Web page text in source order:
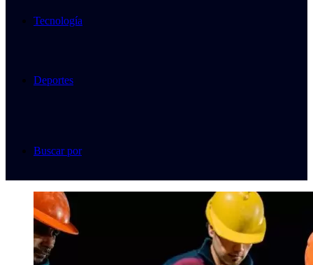
Tecnología
Deportes
Buscar por